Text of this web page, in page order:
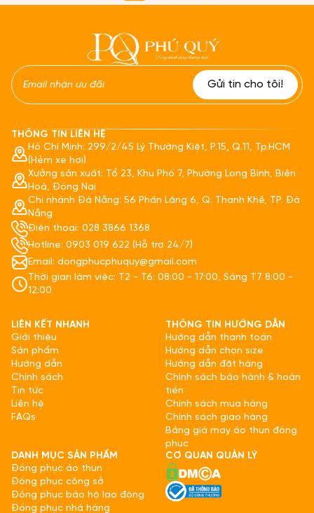
THÔNG TIN LIÊN HỆ
Hồ Chí Minh: 299/2/45 Lý Thường Kiệt, P.15, Q.11, Tp.HCM
(Hẻm xe hơi)
Xưởng sản xuất: Tổ 23, Khu Phố 7, Phường Long Bình, Biên
Hoà, Đồng Nai
Chi nhánh Đà Nẵng: 56 Phần Lăng 6, Q. Thanh Khê, TP. Đà
Nẵng
Điện thoại: 028 3866 1368
Hotline: 0903 019 622 (Hỗ trợ 24/7)
Email: dongphucphuquy@gmail.com
Thời gian làm việc: T2 - T6: 08:00 - 17:00, Sáng T7 8:00 -
12:00
LIÊN KẾT NHANH
Giới thiệu
Sản phẩm
Hướng dẫn
Chính sách
Tin tức
Liên hệ
FAQs
THÔNG TIN HƯỚNG DẪN
Hướng dẫn thanh toán
Hướng dẫn chọn size
Hướng dẫn đặt hàng
Chính sách bảo hành & hoàn
tiền
Chính sách mua hàng
Chính sách giao hàng
Bảng giá may áo thun đồng
phục
DANH MỤC SẢN PHẨM
Đồng phục áo thun
Đồng phục công sở
Đồng phục bảo hộ lao động
Đồng phục nhà hàng
CƠ QUAN QUẢN LÝ